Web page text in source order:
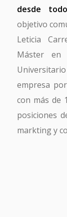
desde
objetivo
Leticia
Máster en
empresa
con más de
posiciones
markting y